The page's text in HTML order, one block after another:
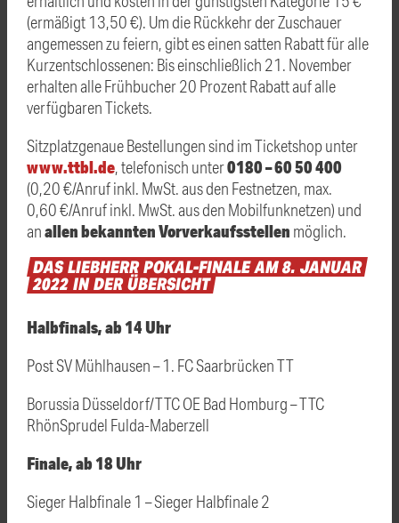
(ermäßigt 13,50 €). Um die Rückkehr der Zuschauer
angemessen zu feiern, gibt es einen satten Rabatt für alle
Kurzentschlossenen: Bis einschließlich 21. November
erhalten alle Frühbucher 20 Prozent Rabatt auf alle
verfügbaren Tickets.
Sitzplatzgenaue Bestellungen sind im Ticketshop unter
www.ttbl.de, telefonisch unter0180 – 60 50 400
(0,20 €/Anruf inkl. MwSt. aus den Festnetzen, max.
0,60 €/Anruf inkl. MwSt. aus den Mobilfunknetzen) und
anallen bekannten Vorverkaufsstellen möglich.
DASLIEBHERRPOKAL-FINALEAM8. JANUAR
2022 INDERÜBERSICHT
Halbfinals, ab 14 Uhr
Post SV Mühlhausen – 1. FC Saarbrücken TT
Borussia Düsseldorf/TTC OE Bad Homburg – TTC
RhönSprudel Fulda-Maberzell
Finale, ab 18 Uhr
Sieger Halbfinale 1 – Sieger Halbfinale 2